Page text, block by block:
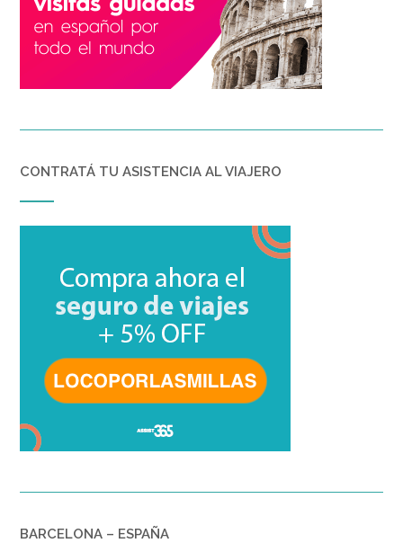
CONTRATÁ TU ASISTENCIA AL VIAJERO
BARCELONA – ESPAÑA